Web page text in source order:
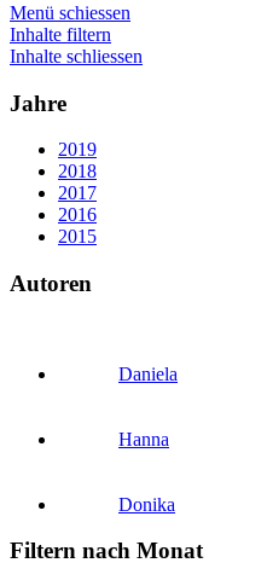
Menü schiessen
Inhalte filtern
Inhalte schliessen
Jahre
2019
2018
2017
2016
2015
Autoren
Daniela
Hanna
Donika
Filtern nach Monat